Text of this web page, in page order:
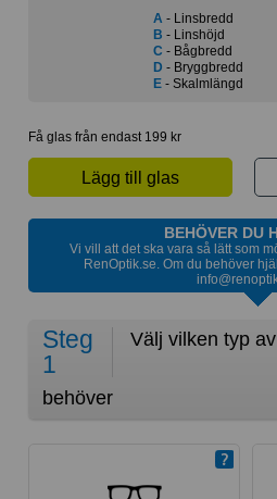
A - Linsbredd
B - Linshöjd
C - Bågbredd
D - Bryggbredd
E- Skalmlängd
Få glas från endast 199 kr
Lägg till glas
BEHÖVER DU
Vi vill att det ska vara så lätt som
RenOptik.se. Om du behöver
Steg
1
Välj vilken typ
behöver